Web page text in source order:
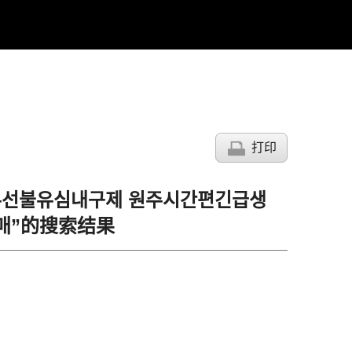
打印
불유심내구제 원주시간편긴급생
”的搜索结果